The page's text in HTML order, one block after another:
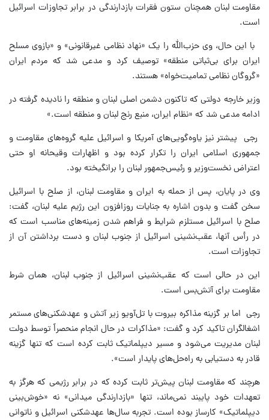
مقاومت لبنان همچنان ستون فقرات بازدارندگی در برابر تجاوزات اسرائیل
است.
با این حال، وی حزب‌الله را یک «نهاد نظامی غیرقانونی» و «بازوی مسلح
ایران برای بی‌ثباتی منطقه» توصیف کرد و مدعی شد که مردم ایران
«گروگان نظامی تمامیت‌خواه» هستند.
وزیر خارجه دولتی که تاکنون دشمن اصلی لبنان و منطقه را نادیده گرفته در
ادامه مدعی شد که «نظام ایران، منبع رنج لبنان و منطقه است.»
رجی پیشتر نیز یاوه‌گویی‌های آمریکا و اسرائیل علیه گروه‌های مقاومت و
جمهوری اسلامی ایران را تکرار کرده بود و اظهارات وقیحانه او حتی
اعتراض نخست‌وزیر و رئیس‌جمهور لبنان را برانگیخته بود.
وی در پایان، پس از حمله به ایران و مقاومت لبنان، از صلح با اسرائیل
سخن گفت و بدون اشاره به جنایات روزافزون این رژیم علیه لبنان، گفت:
صلح با اسرائیل مستلزم شرایط و فراهم شدن زمینه‌های مناسب است که
در رأس آنها، عقب‌نشینی اسرائیل از جنوب لبنان و دست برداشتن آن از
تجاوزات است.
این در حالی است که عقب‌نشینی اسرائیل از جنوب لبنان، همان شرط
مقاومت برای آتش‌بس است.
رجی اما بر گزینه مذاکره بیروت با تل‌آویو زیر آتش و عهدشکنی‌های مستمر
اشغالگران تاکید کرد و گفت: «مذاکرات در حال انجام منحصراً توسط دولت
لبنان مدیریت می‌شود و مسیر دیپلماتیک ثابت کرده است که تنها گزینه
قادر به دستیابی به راه‌حل‌های پایدار است».
هرچند که مقاومت لبنان پیش‌تر ثابت کرده که در برابر رژیمی که هرگز به
تعهدات خود پایبند نمی‌ماند، تنها «بازدارندگی میدانی» نه «خوش‌بینی
دیپلماتیک» کارساز بوده است. تجربه سال‌ها عهدشکنی اسرائیل و ناتوانی